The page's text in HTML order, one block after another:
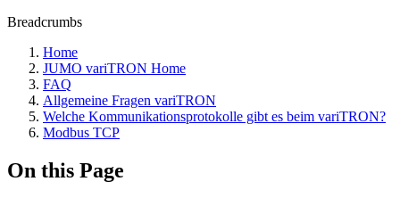
Breadcrumbs
Home
JUMO variTRON Home
FAQ
Allgemeine Fragen variTRON
Welche Kommunikationsprotokolle gibt es beim variTRON?
Modbus TCP
On this Page